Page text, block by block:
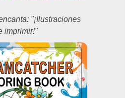
"¡Ilustraciones
imprimir!"